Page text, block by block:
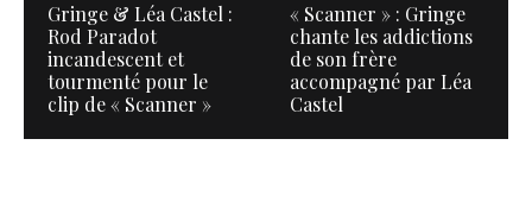
Gringe & Léa Castel :
Rod Paradot
incandescent et
tourmenté pour le
clip de « Scanner »
« Scanner » : Gringe
chante les addictions
de son frère
accompagné par Léa
Castel